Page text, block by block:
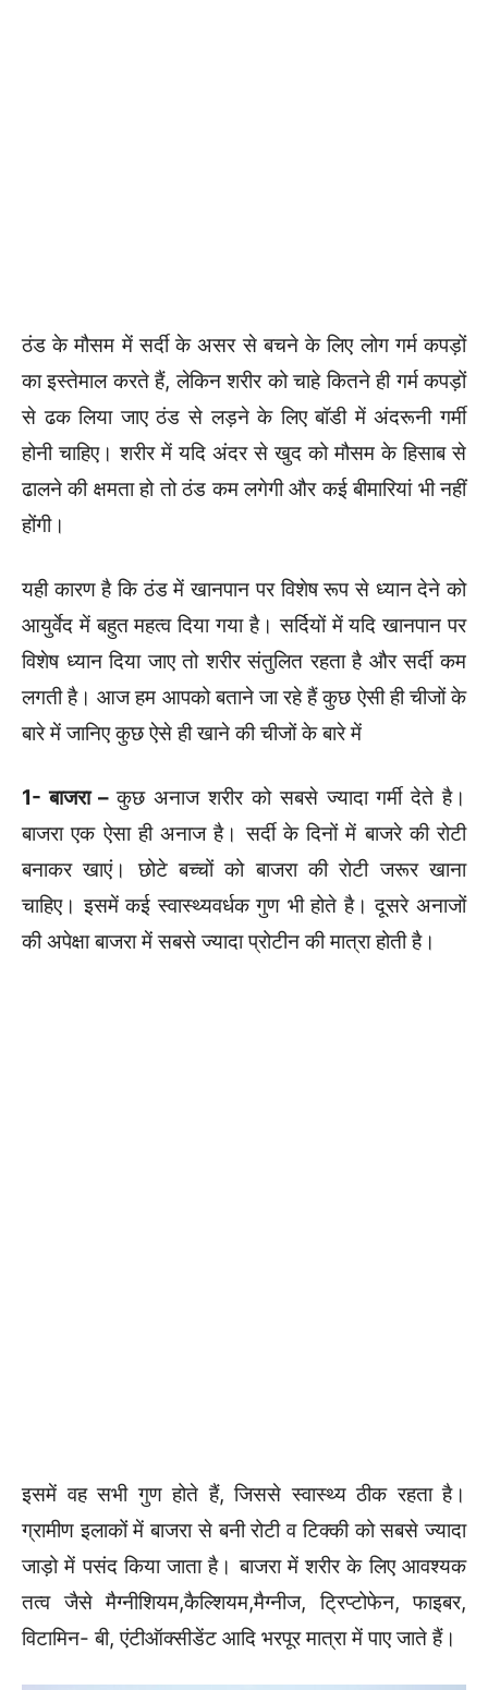
ठंड के मौसम में सर्दी के असर से बचने के लिए लोग गर्म कपड़ों
का इस्तेमाल करते हैं, लेकिन शरीर को चाहे कितने ही गर्म कपड़ों
से ढक लिया जाए ठंड से लड़ने के लिए बॉडी में अंदरूनी गर्मी
होनी चाहिए। शरीर में यदि अंदर से खुद को मौसम के हिसाब से
ढालने की क्षमता हो तो ठंड कम लगेगी और कई बीमारियां भी नहीं
होंगी।
यही कारण है कि ठंड में खानपान पर विशेष रूप से ध्यान देने को
आयुर्वेद में बहुत महत्व दिया गया है। सर्दियों में यदि खानपान पर
विशेष ध्यान दिया जाए तो शरीर संतुलित रहता है और सर्दी कम
लगती है। आज हम आपको बताने जा रहे हैं कुछ ऐसी ही चीजों के
बारे में जानिए कुछ ऐसे ही खाने की चीजों के बारे में
1- बाजरा –कुछ अनाज शरीर को सबसे ज्यादा गर्मी देते है।
बाजरा एक ऐसा ही अनाज है। सर्दी के दिनों में बाजरे की रोटी
बनाकर खाएं। छोटे बच्चों को बाजरा की रोटी जरूर खाना
चाहिए। इसमें कई स्वास्थ्यवर्धक गुण भी होते है। दूसरे अनाजों
की अपेक्षा बाजरा में सबसे ज्यादा प्रोटीन की मात्रा होती है।
इसमें वह सभी गुण होते हैं, जिससे स्वास्थ्य ठीक रहता है।
ग्रामीण इलाकों में बाजरा से बनी रोटी व टिक्की को सबसे ज्यादा
जाड़ो में पसंद किया जाता है। बाजरा में शरीर के लिए आवश्यक
तत्व जैसे मैग्नीशियम,कैल्शियम,मैग्नीज, ट्रिप्टोफेन, फाइबर,
विटामिन- बी, एंटीऑक्सीडेंट आदि भरपूर मात्रा में पाए जाते हैं।